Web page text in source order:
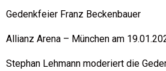
Gedenkfeier Franz Beckenbauer
Allianz Arena – München am
Stephan Lehmann moderiert die